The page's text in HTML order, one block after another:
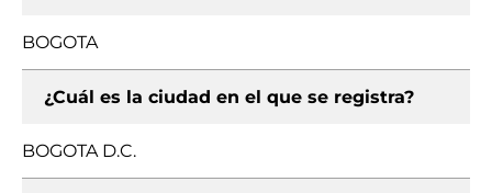
BOGOTA
¿Cuál es la ciudad en el que se registra?
BOGOTA D.C.